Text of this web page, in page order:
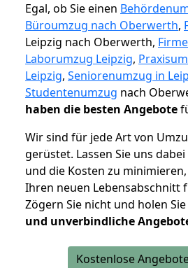
Egal, ob Sie einen
Büroumzug nach Oberwerth,
Leipzig nach Oberwerth,
Laborumzug Leipzig,
Leipzig, Seniorenumzug in
Studentenumzug nach
haben die besten Angebote
Wir sind für jede Art von
gerüstet. Lassen Sie uns
und die Kosten zu
Ihren neuen Lebensabschnitt
Zögern Sie nicht und holen Sie
und unverbindliche
Kostenlose